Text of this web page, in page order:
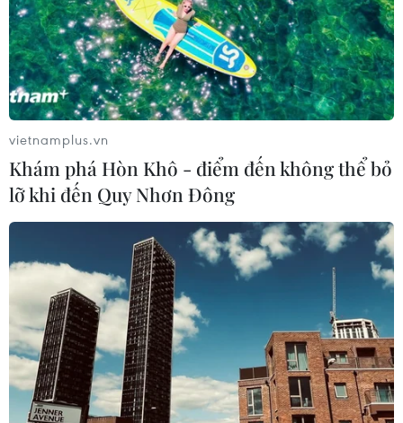
vietnamplus.vn
Khám phá Hòn Khô - điểm đến không thể bỏ
lỡ khi đến Quy Nhơn Đông